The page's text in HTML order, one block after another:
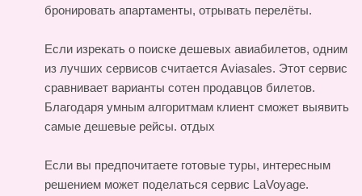
бронировать апартаменты, отрывать перелёты.
Если изрекать о поиске дешевых авиабилетов, одним
из лучших сервисов считается Aviasales. Этот сервис
сравнивает варианты сотен продавцов билетов.
Благодаря умным алгоритмам клиент сможет выявить
самые дешевые рейсы. отдых
Если вы предпочитаете готовые туры, интересным
решением может поделаться сервис LaVoyage.